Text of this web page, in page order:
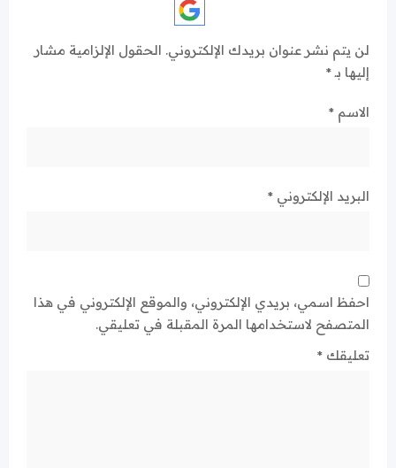
لن يتم نشر عنوان بريدك الإلكتروني. الحقول الإلزامية مشار
إليها بـ*
الاسم *
البريد الإلكتروني *
احفظ اسمي، بريدي الإلكتروني، والموقع الإلكتروني في هذا
المتصفح لاستخدامها المرة المقبلة في تعليقي.
تعليقك *